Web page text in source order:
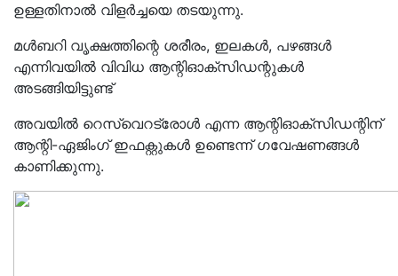
ഉള്ളതിനാൽ വിളർച്ചയെ തടയുന്നു.
മൾബറി വൃക്ഷത്തിന്റെ ശരീരം, ഇലകൾ, പഴങ്ങൾ
എന്നിവയിൽ വിവിധ ആന്റിഓക്‌സിഡന്റുകൾ
അടങ്ങിയിട്ടുണ്ട്
അവയിൽ റെസ്വെറട്രോൾ എന്ന ആന്റിഓക്‌സിഡന്റിന്
ആന്റി-ഏജിംഗ് ഇഫക്റ്റുകൾ ഉണ്ടെന്ന് ഗവേഷണങ്ങൾ
കാണിക്കുന്നു.